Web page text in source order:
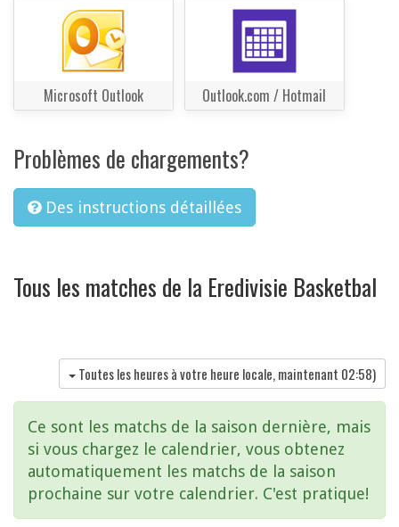
Microsoft Outlook Outlook.com / Hotmail
Problèmes de chargements?
Des instructions détaillées
Tous les matches de la Eredivisie Basketbal
Toutes les heures à votre heure locale, maintenant 02:58)
Ce sont les matchs de la saison dernière, mais
si vous chargez le calendrier, vous obtenez
automatiquement les matchs de la saison
prochaine sur votre calendrier. C'est pratique!